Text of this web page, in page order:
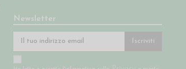
Newsletter
Iscriviti